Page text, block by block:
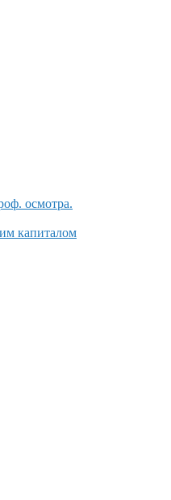
осмотра.
капиталом